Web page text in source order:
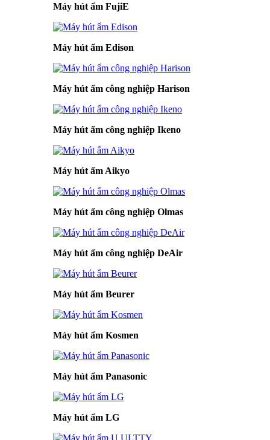
Máy hút ẩm FujiE
Máy hút ẩm Edison
Máy hút ẩm công nghiệp Harison
Máy hút ẩm công nghiệp Ikeno
Máy hút ẩm Aikyo
Máy hút ẩm công nghiệp Olmas
Máy hút ẩm công nghiệp DeAir
Máy hút ẩm Beurer
Máy hút ẩm Kosmen
Máy hút ẩm Panasonic
Máy hút ẩm LG